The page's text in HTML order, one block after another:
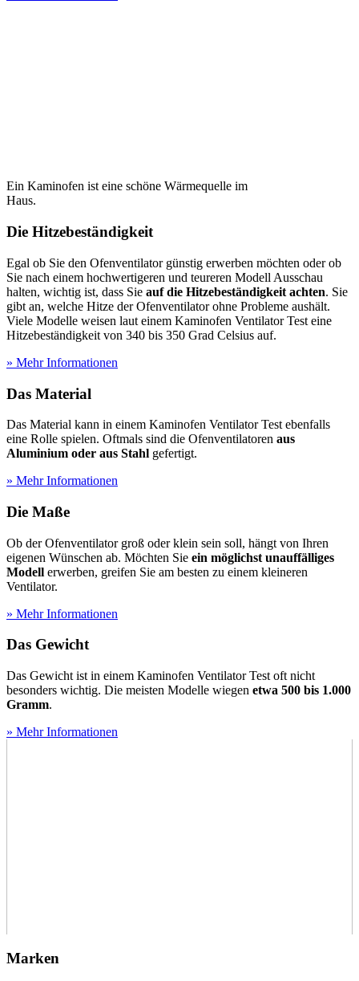
Ein Kaminofen ist eine schöne Wärmequelle im
Haus.
Die Hitzebeständigkeit
Egal ob Sie den Ofenventilator günstig erwerben möchten oder ob
Sie nach einem hochwertigeren und teureren Modell Ausschau
halten, wichtig ist, dass Sie auf die Hitzebeständigkeit achten. Sie
gibt an, welche Hitze der Ofenventilator ohne Probleme aushält.
Viele Modelle weisen laut einem Kaminofen Ventilator Test eine
Hitzebeständigkeit von 340 bis 350 Grad Celsius auf.
» Mehr Informationen
Das Material
Das Material kann in einem Kaminofen Ventilator Test ebenfalls
eine Rolle spielen. Oftmals sind die Ofenventilatoren aus
Aluminium oder aus Stahl gefertigt.
» Mehr Informationen
Die Maße
Ob der Ofenventilator groß oder klein sein soll, hängt von Ihren
eigenen Wünschen ab. Möchten Sie ein möglichst unauffälliges
Modell erwerben, greifen Sie am besten zu einem kleineren
Ventilator.
» Mehr Informationen
Das Gewicht
Das Gewicht ist in einem Kaminofen Ventilator Test oft nicht
besonders wichtig. Die meisten Modelle wiegen etwa 500 bis 1.000
Gramm.
» Mehr Informationen
Marken